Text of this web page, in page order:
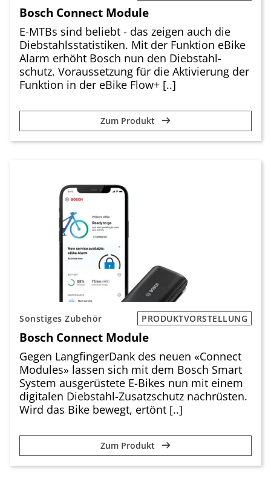
Bosch Connect Module
E-MTBs sind beliebt - das zeigen auch die
Diebstahlsstatistiken. Mit der Funktion eBike
Alarm erhöht Bosch nun den Diebstahl-
schutz. Voraussetzung für die Aktivierung der
Funktion in der eBike Flow+ [..]
Zum Produkt
Sonstiges Zubehör PRODUKTVORSTELLUNG
Bosch Connect Module
Gegen LangfingerDank des neuen «Connect
Modules» lassen sich mit dem Bosch Smart
System ausgerüstete E-Bikes nun mit einem
digitalen Diebstahl-Zusatzschutz nachrüsten.
Wird das Bike bewegt, ertönt [..]
Zum Produkt